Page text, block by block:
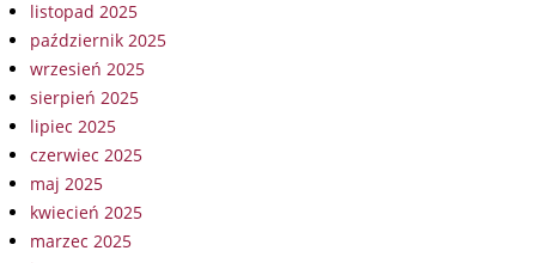
listopad 2025
październik 2025
wrzesień 2025
sierpień 2025
lipiec 2025
czerwiec 2025
maj 2025
kwiecień 2025
marzec 2025